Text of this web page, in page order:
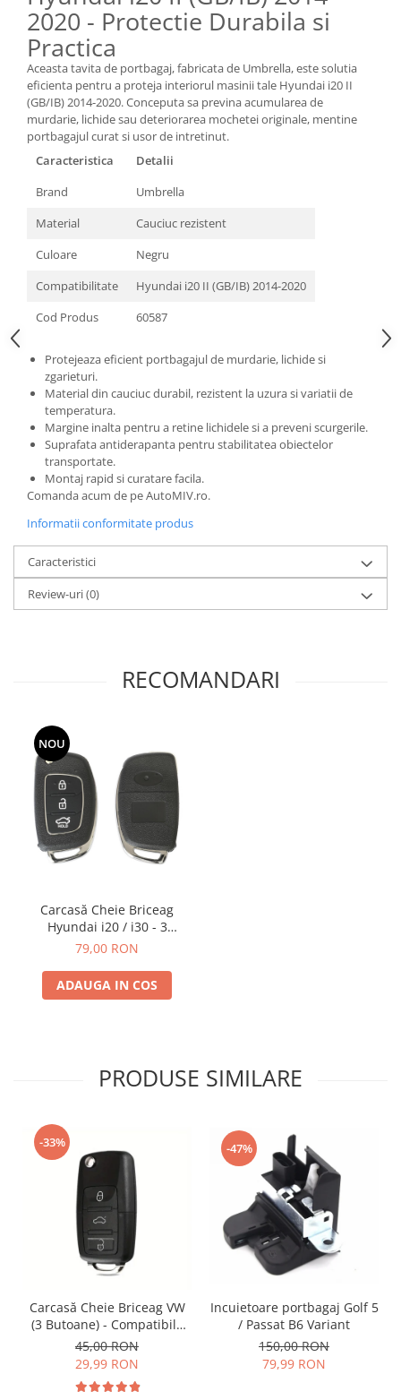
Pompa Spalator Parbriz
Accesorii Camioane
Lampi si Proiectoare Camion
Marcaje si Echipamente de
Siguranta
Accesorii Cabina Camion
Pneumatice
Echipamente ADR si Utilitare
Uleiuri si Lichide Auto
Aditivi Ulei Motor
Aditivi DPF, Sistem Racire si
Servodirectie
Antigel
Spray Curatare Frane
Produse Intretinere si Detailing
Lubrifianti si Spray-uri de Curatare
Curatare si Detailing Interior
Vopsitorie, Chituri si Adezivi
Curatare si Detailing Exterior
Articole Auto Sezoniere
Produse de Iarna
2020 - Protectie Durabila si
Practica
Aceasta tavita de portbagaj, fabricata de Umbrella, este solutia
eficienta pentru a proteja interiorul masinii tale Hyundai i20 II
(GB/IB) 2014-2020. Conceputa sa previna acumularea de
murdarie, lichide sau deteriorarea mochetei originale, mentine
portbagajul curat si usor de intretinut.
Caracteristica
Detalii
Brand
Umbrella
Material
Cauciuc rezistent
Culoare
Negru
Compatibilitate
Hyundai i20 II (GB/IB) 2014-2020
Cod Produs
60587
Protejeaza eficient portbagajul de murdarie, lichide si
zgarieturi.
Material din cauciuc durabil, rezistent la uzura si variatii de
temperatura.
Margine inalta pentru a retine lichidele si a preveni scurgerile.
Suprafata antiderapanta pentru stabilitatea obiectelor
transportate.
Montaj rapid si curatare facila.
Comanda acum de pe AutoMIV.ro.
Informatii conformitate produs
Caracteristici
Review-uri(0)
RECOMANDARI
NOU
Carcasă Cheie Briceag
Hyundai i20 / i30 - 3
Butoane, cu Lamă Netăiată
79,00 RON
ADAUGA IN COS
PRODUSE SIMILARE
-33%
Carcasă Cheie Briceag VW
(3 Butoane) - Compatibilă
Golf 5, Jetta, Touran etc
45,00 RON
29,99 RON
-47%
Incuietoare portbagaj Golf 5
/ Passat B6 Variant
150,00 RON
79,99 RON